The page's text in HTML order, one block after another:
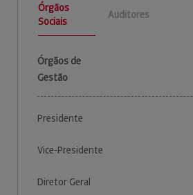
Órgãos
Sociais
Auditores
Órgãos de
Gestão
Presidente
Vice-Presidente
Diretor Geral